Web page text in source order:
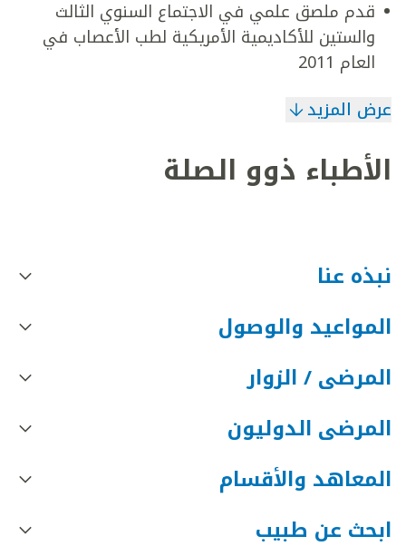
قدم ملصق علمي في الاجتماع السنوي الثالث
والستين للأكاديمية الأمريكية لطب الأعصاب في
العام 2011
عرض المزيد
الأطباء ذوو الصلة
نبذه عنا
المواعيد والوصول
المرضى / الزوار
المرضى الدوليون
المعاهد والأقسام
ابحث عن طبيب